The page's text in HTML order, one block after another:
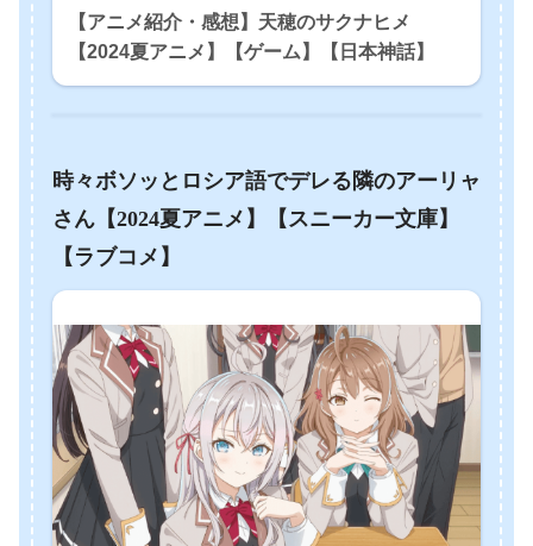
【アニメ紹介・感想】天穂のサクナヒメ
【2024夏アニメ】【ゲーム】【日本神話】
時々ボソッとロシア語でデレる隣のアーリャ
さん【2024夏アニメ】【スニーカー文庫】
【ラブコメ】